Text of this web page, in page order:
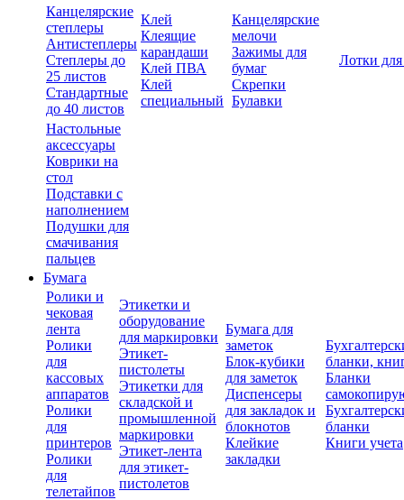
Канцелярские
степлеры
Антистеплеры
Степлеры до
25 листов
Стандартные
до 40 листов
Клей
Клеящие
карандаши
Клей ПВА
Клей
специальный
Канцелярские
мелочи
Зажимы для
бумаг
Скрепки
Булавки
Лотки
Настольные
аксессуары
Коврики на
стол
Подставки с
наполнением
Подушки для
смачивания
пальцев
Бумага
Ролики и
чековая
лента
Ролики
для
кассовых
аппаратов
Ролики
для
принтеров
Ролики
для
телетайпов
Этикетки и
оборудование
для маркировки
Этикет-
пистолеты
Этикетки для
складской и
промышленной
маркировки
Этикет-лента
для этикет-
пистолетов
Бумага для
заметок
Блок-кубики
для заметок
Диспенсеры
для закладок и
блокнотов
Клейкие
закладки
бланки,
Бланки
бланки
Книги учета